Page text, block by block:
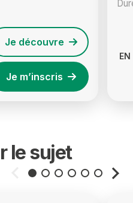
Je découvre
Je m’inscris
EN
le sujet